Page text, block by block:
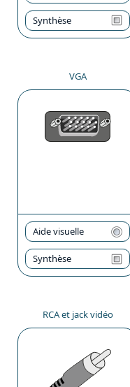
Synthèse
VGA
Aide visuelle
Synthèse
RCA et jack vidéo